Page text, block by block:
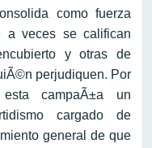
como fuerza
a veces se califican
y otras de
perjudiquen. Por
campaÃ±a un
cargado de
general de que